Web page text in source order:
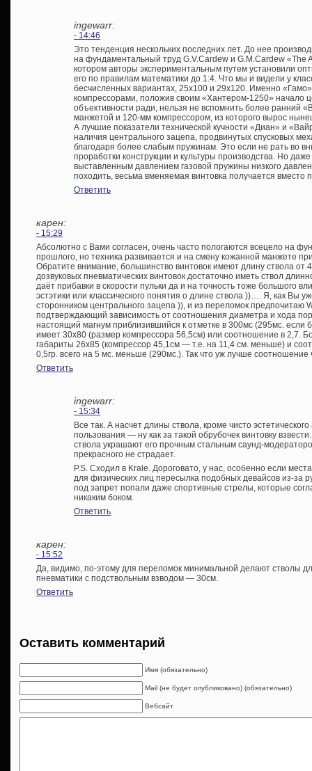
ingewarr:
- 14:46
Это тенденция нескольких последних лет. До нее
на фундаментальный труд G.V.Cardew и G.M.Cardew «The
котором авторы экспериментальным путем установили
его по правилам математики до 1:4. Что мы и видели у
бесчисленных вариантах, 25х100 и 29х120. Именно
компрессорами, положив своим «Хантером-1250» начало
объективности ради, нельзя не вспомнить более ранний
манжетой и 120-мм компрессором, из которого вырос
А лучшие показатели технической кучности «Диан» и
наличия центрального зацепа, продвинутых спусковых
благодаря более слабым пружинам. Это если не рать во
проработки конструкции и культуры производства. Но
выставленным давлением газовой пружины низкого
походить, весьма вменяемая винтовка получается вместо
Ответить
карен:
- 15:29
Абсолютно с Вами согласен, очень часто пологаются всецело на
прошлого, но техника развивается и на смену кожанной манжете
Обратите внимание, большинство винтовок имеют длину ствола от
дозвуковых пневматических винтовок достаточно иметь ствол
даёт прибавки в скорости пульки да и на точность тоже большого
эстэтики или классического понятия о длине ствола ))…. Я, как Вы
сторонником центрального зацепа )), и из переломок
подтверждающий зависимость от соотношения диаметра и хода
настоящий магнум приблизившийся к отметке в 300мс (295мс. если
имеет 30х80 (размер компрессора 56,5см) или соотношение в 2,7.
габариты 26х85 (компрессор 45,1см — т.е. на 11,4 см. меньше) и
0,5гр. всего на 5 мс. меньше (290мс.). Так что уж лучше
Ответить
ingewarr:
- 15:34
Все так. А насчет длины ствола, кроме чисто
пользования — ну как за такой обрубочек винтовку
ствола украшают его прочным стальным саунд-
прекрасного не страдает.
P.S. Сходил в Krale. Дороговато, у нас, особенно если
для физических лиц пересылка подобных девайсов из-за
под запрет попали даже спортивные стрелы, которые
никаким боком.
Ответить
карен:
- 15:52
Да, видимо, по-этому для переломок минимальной делают стволы
пневматики с подствольным взводом — 30см.
Ответить
Оставить комментарий
Имя (обязательно)
Mail (не будет опубликовано) (обязательно)
Вебсайт